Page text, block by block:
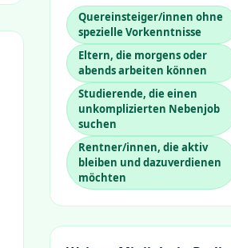
Quereinsteiger/innen ohne
spezielle Vorkenntnisse
Eltern, die morgens oder
abends arbeiten können
Studierende, die einen
unkomplizierten Nebenjob
suchen
Rentner/innen, die aktiv
bleiben und dazuverdienen
möchten